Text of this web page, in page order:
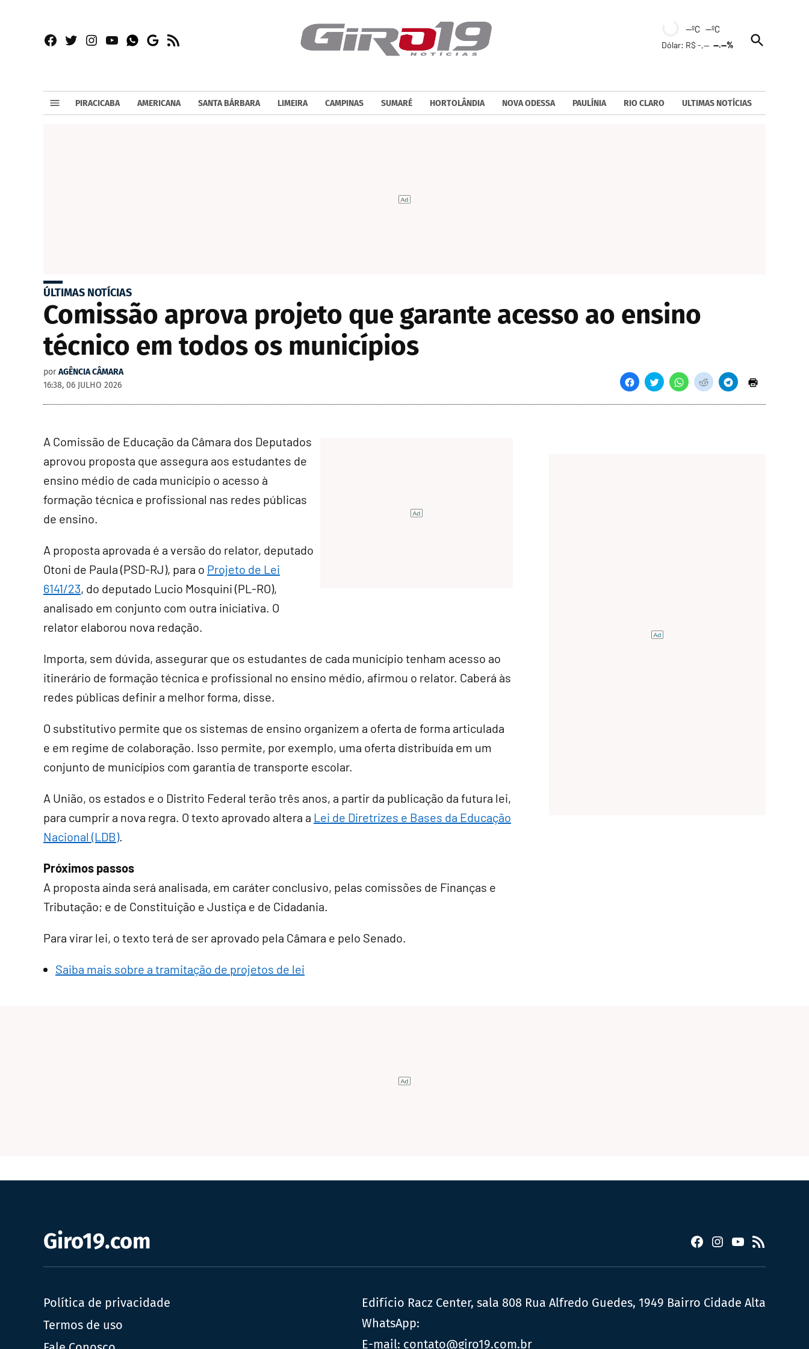
Facebook
TwitterInstagram
YouTubeWhatsapp
Google
RSS
--ºC --ºC
Dólar: R$ -,----.--%
Open
Search
PIRACICABA AMERICANA SANTA BÁRBARA LIMEIRA CAMPINAS SUMARÉ HORTOLÂNDIA NOVA ODESSA PAULÍNIA RIO CLARO ULTIMAS NOTÍCIAS
ÚLTIMAS NOTÍCIAS
Comissão aprova projeto que garante acesso ao ensino
técnico em todos os municípios
por AGÊNCIA CÂMARA
16:38, 06 JULHO 2026
A Comissão de Educação da Câmara dos Deputados
aprovou proposta que assegura aos estudantes de
ensino médio de cada município o acesso à
formação técnica e profissional nas redes públicas
de ensino.
A proposta aprovada é a versão do relator, deputado
Otoni de Paula (PSD-RJ), para o Projeto de Lei
6141/23, do deputado Lucio Mosquini (PL-RO),
analisado em conjunto com outra iniciativa. O
relator elaborou nova redação.
Importa, sem dúvida, assegurar que os estudantes de cada município tenham acesso ao
itinerário de formação técnica e profissional no ensino médio, afirmou o relator. Caberá às
redes públicas definir a melhor forma, disse.
O substitutivo permite que os sistemas de ensino organizem a oferta de forma articulada
e em regime de colaboração. Isso permite, por exemplo, uma oferta distribuída em um
conjunto de municípios com garantia de transporte escolar.
A União, os estados e o Distrito Federal terão três anos, a partir da publicação da futura lei,
para cumprir a nova regra. O texto aprovado altera a Lei de Diretrizes e Bases da Educação
Nacional (LDB).
Próximos passos
A proposta ainda será analisada, em caráter conclusivo, pelas comissões de Finanças e
Tributação; e de Constituição e Justiça e de Cidadania.
Para virar lei, o texto terá de ser aprovado pela Câmara e pelo Senado.
Saiba mais sobre a tramitação de projetos de lei
Giro19.com Facebook
Instagram
YouTube
RSS
Política de privacidade
Termos de uso
Edifício Racz Center, sala 808 Rua Alfredo Guedes, 1949 Bairro Cidade Alta
WhatsApp:
E-mail: contato@giro19.com.br